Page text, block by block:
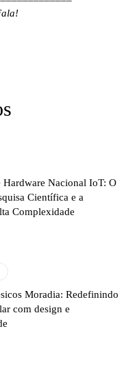
Hardware Nacional IoT: O
Científica e a
Complexidade
Moradia: Redefinindo
com design e